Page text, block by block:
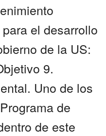
el desarrollo
de la US:
9.
Uno de los
de
de este